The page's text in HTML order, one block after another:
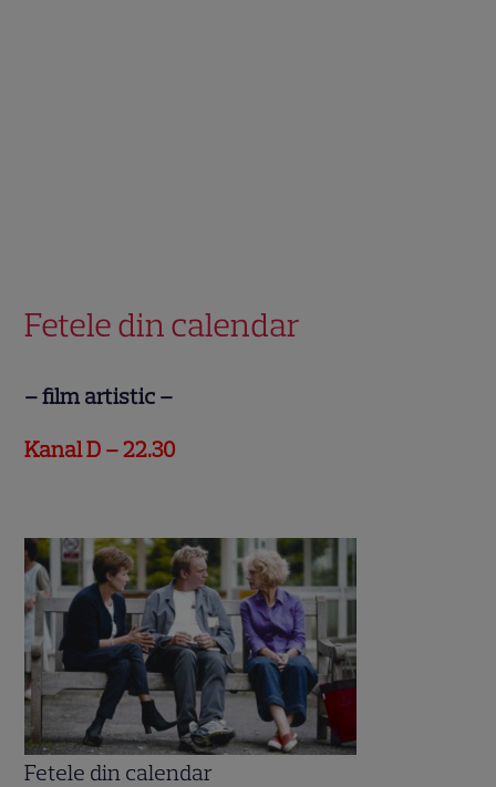
Fetele din calendar
– film artistic –
Kanal D – 22.30
Fetele din calendar